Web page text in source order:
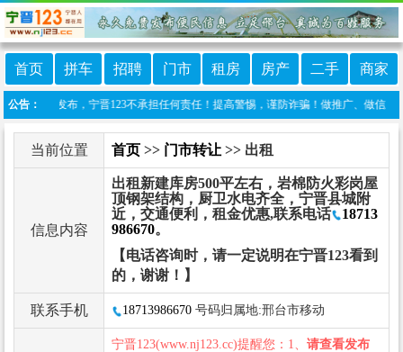
首页 拼车 招聘 门市 租房 房产 二手 商家
公告：
友自行发布，宁晋123不承担任何责任！提高警惕，谨防诈骗！做推广、做信息置
当前位置 首页 >> 门市转让 >> 出租
信息内容
出租新建库房500平左右，岩棉防火彩岗屋
顶钢架结构，厨卫水电齐全，宁晋县城附
近，交通便利，租金优惠,联系电话
18713
986670。
【电话咨询时，请一定说明在宁晋123看到
的，谢谢！】
联系手机 18713986670 号码归属地:邢台市移动
宁晋123(www.nj123.cc)提醒您：1、 请查看发布